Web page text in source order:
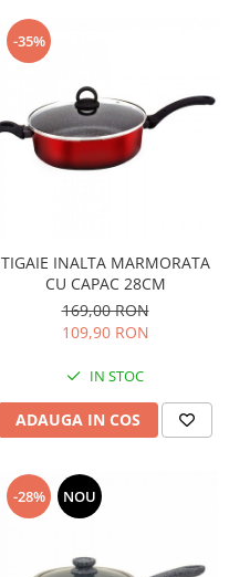
-35%
TIGAIE INALTA MARMORATA
CU CAPAC 28CM
169,00 RON
109,90 RON
IN STOC
ADAUGA IN COS
-28% NOU